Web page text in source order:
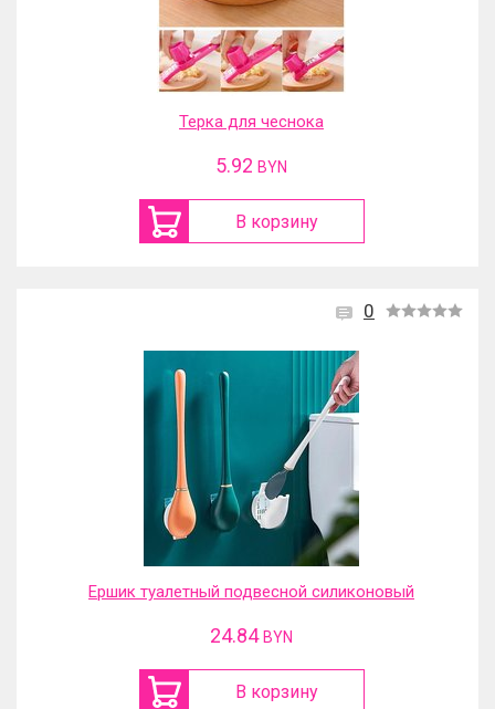
Терка для чеснока
5.92 BYN
В корзину
0
Ершик туалетный подвесной силиконовый
24.84 BYN
В корзину